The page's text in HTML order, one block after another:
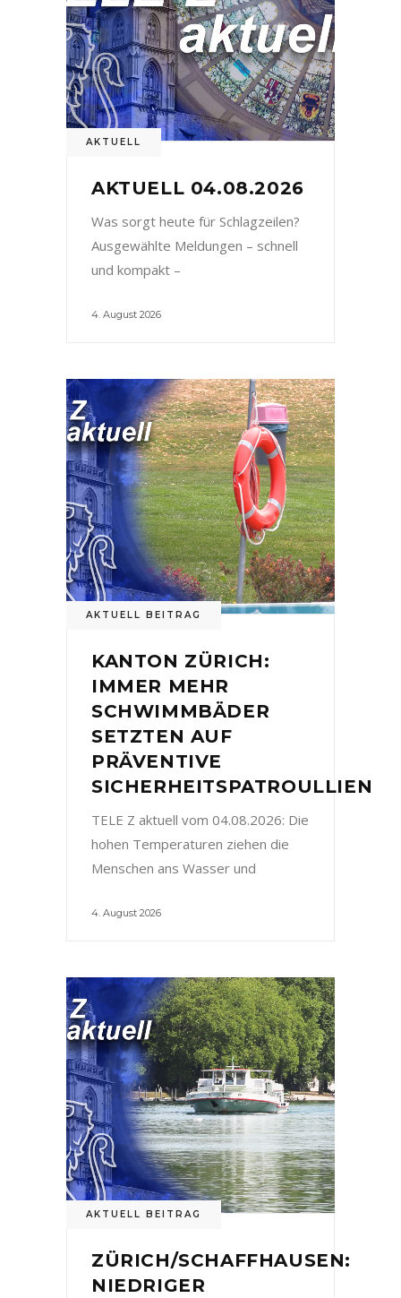
AKTUELL
AKTUELL 04.08.2026
Was sorgt heute für Schlagzeilen?
Ausgewählte Meldungen – schnell
und kompakt –
4. August 2026
AKTUELL BEITRAG
KANTON ZÜRICH:
IMMER MEHR
SCHWIMMBÄDER
SETZTEN AUF
PRÄVENTIVE
SICHERHEITSPATROULLIEN
TELE Z aktuell vom 04.08.2026: Die
hohen Temperaturen ziehen die
Menschen ans Wasser und
4. August 2026
AKTUELL BEITRAG
ZÜRICH/SCHAFFHAUSEN:
NIEDRIGER